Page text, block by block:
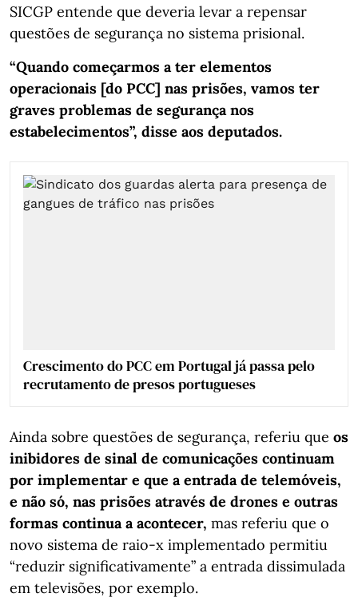
SICGP entende que deveria levar a repensar
questões de segurança no sistema prisional.
“Quando começarmos a ter elementos
operacionais [do PCC] nas prisões, vamos ter
graves problemas de segurança nos
estabelecimentos”, disse aos deputados.
Crescimento do PCC em Portugal já passa pelo
recrutamento de presos portugueses
Ainda sobre questões de segurança, referiu que os
inibidores de sinal de comunicações continuam
por implementar e que a entrada de telemóveis,
e não só, nas prisões através de drones e outras
formas continua a acontecer, mas referiu que o
novo sistema de raio-x implementado permitiu
“reduzir significativamente” a entrada dissimulada
em televisões, por exemplo.